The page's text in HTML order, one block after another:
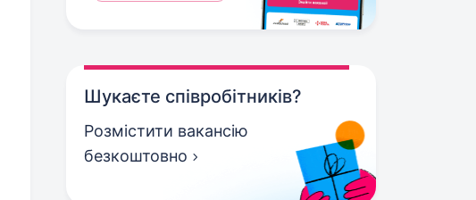
Шукаєте співробітників?
Розмістити вакансію
безкоштовно